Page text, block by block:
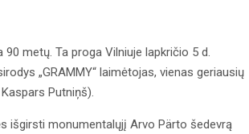
metų. Ta proga Vilniuje lapkričio 5 d.
„GRAMMY“ laimėtojas, vienas geriausių
Putniņš).
išgirsti monumentalųjį Arvo Pärto šedevrą